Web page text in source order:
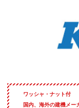
ワッシャ・ナット付
国内、海外の建機メー